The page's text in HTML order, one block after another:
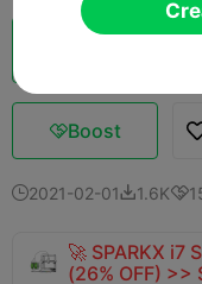
Boost
2021-02-011.6K
🚀 SPARKX i7
(26% OFF) >>